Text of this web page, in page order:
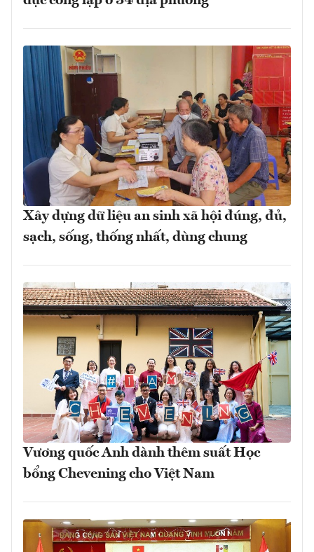
Xây dựng dữ liệu an sinh xã hội đúng, đủ,
sạch, sống, thống nhất, dùng chung
Vương quốc Anh dành thêm suất Học
bổng Chevening cho Việt Nam